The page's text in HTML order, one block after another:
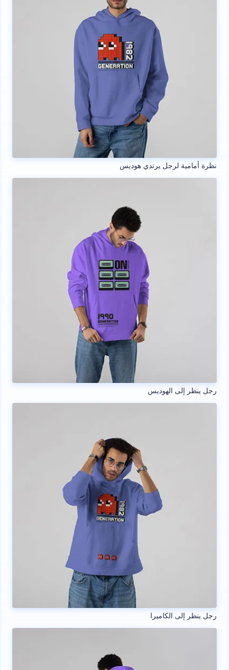
نظرة أمامية لرجل يرتدي هوديس
رجل ينظر إلى الهوديس
رجل ينظر إلى الكاميرا